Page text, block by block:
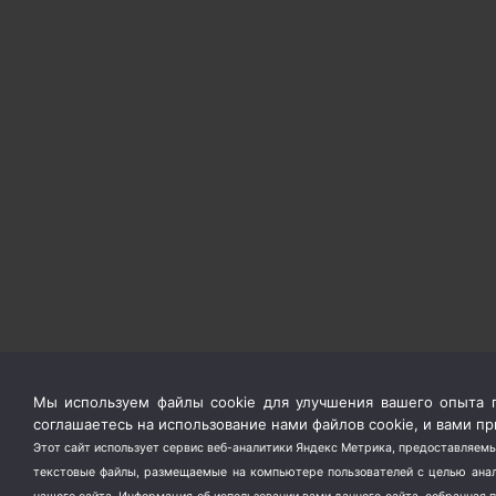
Мы используем файлы cookie для улучшения вашего опыта
соглашаетесь на использование нами файлов cookie, и вами
Этот сайт использует сервис веб-аналитики Яндекс Метрика,
текстовые файлы, размещаемые на компьютере пользователей с целью